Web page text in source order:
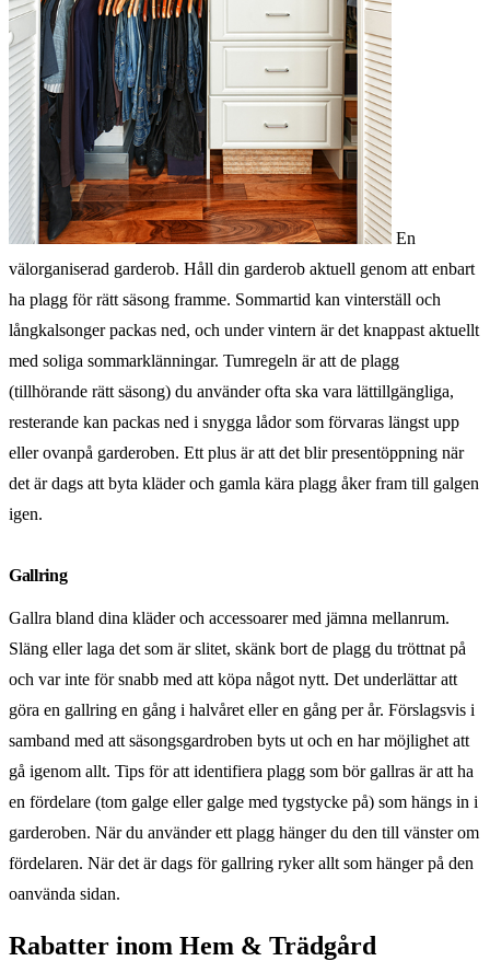
En
välorganiserad garderob. Håll din garderob aktuell genom att enbart
ha plagg för rätt säsong framme. Sommartid kan vinterställ och
långkalsonger packas ned, och under vintern är det knappast aktuellt
med soliga sommarklänningar. Tumregeln är att de plagg
(tillhörande rätt säsong) du använder ofta ska vara lättillgängliga,
resterande kan packas ned i snygga lådor som förvaras längst upp
eller ovanpå garderoben. Ett plus är att det blir presentöppning när
det är dags att byta kläder och gamla kära plagg åker fram till galgen
igen.
Gallring
Gallra bland dina kläder och accessoarer med jämna mellanrum.
Släng eller laga det som är slitet, skänk bort de plagg du tröttnat på
och var inte för snabb med att köpa något nytt. Det underlättar att
göra en gallring en gång i halvåret eller en gång per år. Förslagsvis i
samband med att säsongsgardroben byts ut och en har möjlighet att
gå igenom allt. Tips för att identifiera plagg som bör gallras är att ha
en fördelare (tom galge eller galge med tygstycke på) som hängs in i
garderoben. När du använder ett plagg hänger du den till vänster om
fördelaren. När det är dags för gallring ryker allt som hänger på den
oanvända sidan.
Rabatter inom Hem & Trädgård